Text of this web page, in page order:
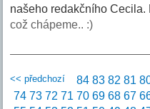
našeho redakčního
což chápeme.. :)
<< předchozí 84 83 82 81
74 73 72 71 70 69 68 67